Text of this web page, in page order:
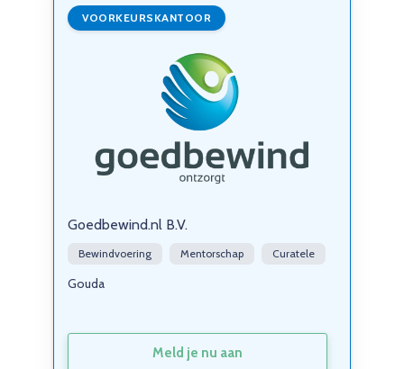
VOORKEURSKANTOOR
Goedbewind.nl B.V.
Bewindvoering Mentorschap Curatele
Gouda
Meld je nu aan